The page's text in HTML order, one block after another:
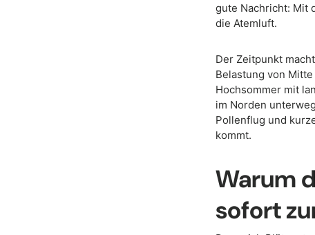
gute Nachricht: Mit
die Atemluft.
Der Zeitpunkt
Belastung von
Hochsommer mit
im Norden
Pollenflug und
kommt.
Warum
sofort